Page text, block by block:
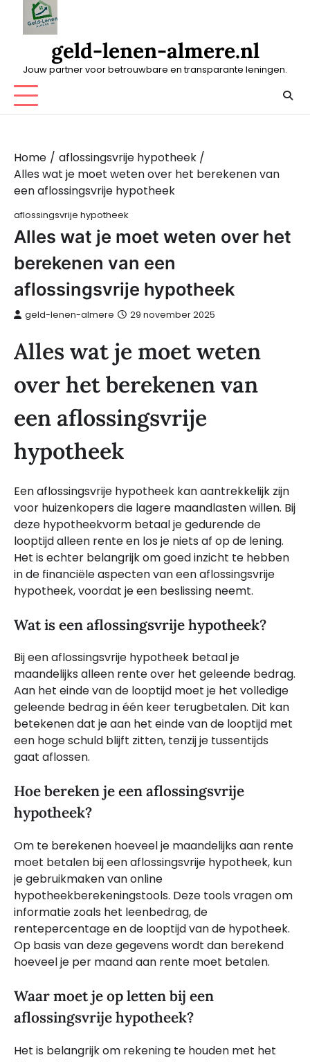
geld-lenen-almere.nl
Jouw partner voor betrouwbare en transparante leningen.
Home
aflossingsvrije hypotheek
Alles wat je moet weten over het berekenen van
een aflossingsvrije hypotheek
aflossingsvrije hypotheek
Alles wat je moet weten over het
berekenen van een
aflossingsvrije hypotheek
geld-lenen-almere 29 november 2025
Alles wat je moet weten
over het berekenen van
een aflossingsvrije
hypotheek
Een aflossingsvrije hypotheek kan aantrekkelijk zijn
voor huizenkopers die lagere maandlasten willen. Bij
deze hypotheekvorm betaal je gedurende de
looptijd alleen rente en los je niets af op de lening.
Het is echter belangrijk om goed inzicht te hebben
in de financiële aspecten van een aflossingsvrije
hypotheek, voordat je een beslissing neemt.
Wat is een aflossingsvrije hypotheek?
Bij een aflossingsvrije hypotheek betaal je
maandelijks alleen rente over het geleende bedrag.
Aan het einde van de looptijd moet je het volledige
geleende bedrag in één keer terugbetalen. Dit kan
betekenen dat je aan het einde van de looptijd met
een hoge schuld blijft zitten, tenzij je tussentijds
gaat aflossen.
Hoe bereken je een aflossingsvrije
hypotheek?
Om te berekenen hoeveel je maandelijks aan rente
moet betalen bij een aflossingsvrije hypotheek, kun
je gebruikmaken van online
hypotheekberekeningstools. Deze tools vragen om
informatie zoals het leenbedrag, de
rentepercentage en de looptijd van de hypotheek.
Op basis van deze gegevens wordt dan berekend
hoeveel je per maand aan rente moet betalen.
Waar moet je op letten bij een
aflossingsvrije hypotheek?
Het is belangrijk om rekening te houden met het